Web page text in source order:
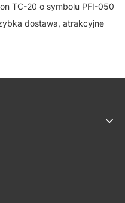
TC-20 o symbolu PFI-050
dostawa, atrakcyjne